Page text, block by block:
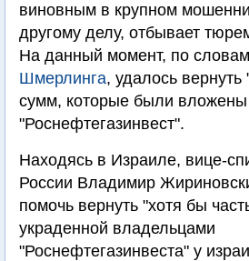
виновным в крупном
другому делу, отбывает
На данный момент, по словам
Шмерлинга, удалось
сумм, которые были
"Роснефтегазинвест".
Находясь в Израиле, вице-
России Владимир
помочь вернуть "хотя бы
украденной владельцами
"Роснефтегазинвеста" у